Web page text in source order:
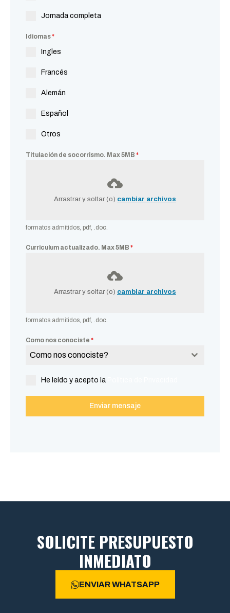
Jornada completa
Idiomas*
Ingles
Francés
Alemán
Español
Otros
Titulación de socorrismo. Max 5MB *
Arrastrar y soltar (o) cambiar archivos
formatos admitidos, pdf, .doc.
Curriculum actualizado. Max 5MB *
Arrastrar y soltar (o) cambiar archivos
formatos admitidos, pdf, .doc.
Como nos conociste *
Como nos conociste?
He leído y acepto la
Enviar mensaje
SOLICITE PRESUPUESTO
INMEDIATO
ENVIAR WHATSAPP